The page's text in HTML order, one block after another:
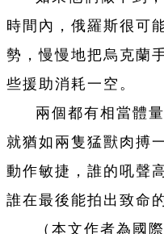
時間內，俄羅斯很可
勢，慢慢地把烏克蘭
些援助消耗一空。
兩個都有相當體
就猶如兩隻猛獸肉搏
動作敏捷，誰的吼聲
誰在最後能拍出致命
（本文作者為國